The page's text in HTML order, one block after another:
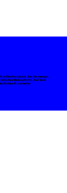
in Deutschland. Um die riesige,
Webauftritt. Auf dem
Parameter